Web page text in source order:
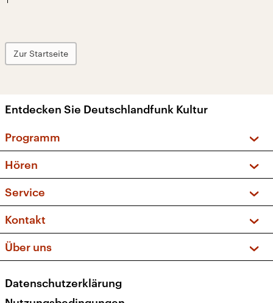
Zur Startseite
Entdecken Sie Deutschlandfunk Kultur
Programm
Sendungen und Podcasts
Musikliste
Kakadu – Das Kinderprogramm
Hören
Frequenzen (UKW + DAB+)
Service
FAQ
Apps
Newsletter
Kontakt
Social Media
Über uns
Presse
Datenschutzerklärung